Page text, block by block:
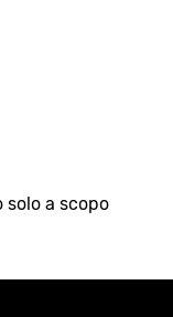
solo a scopo